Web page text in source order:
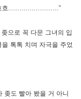
흐..........................”
으로 꼭 다문 그녀의 입
톡톡 치며 자극을 주었
좆도 빨아 봤을 거 아니